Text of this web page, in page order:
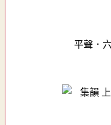
平聲．